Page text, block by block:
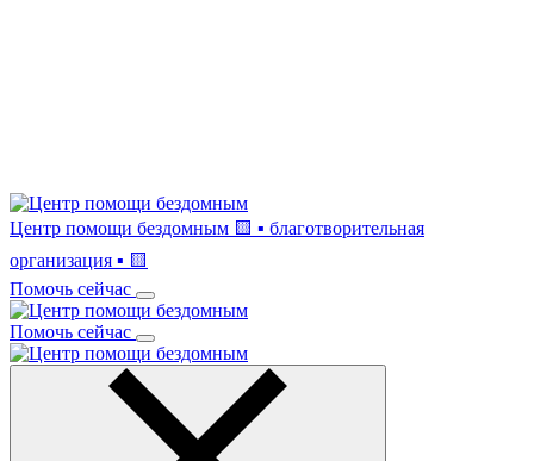
Центр помощи бездомным 🟨 ▪ благотворительная
организация ▪ 🟨
Помочь сейчас
Помочь сейчас